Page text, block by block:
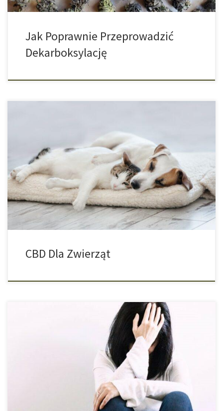
Jak Poprawnie Przeprowadzić
Dekarboksylację
Kannabidiol, w skrócie CBD, może mieć pozytywny wpływ na
ciało, umysł i duszę i jego działanie jest pozytywne nie tylko dla
nas ludzi. CBD może mieć również bardzo pozytywny wpływ na
zwierzęta. Działa podobnie jak u ludzi, ponieważ każdy ssak
posiada system endokannabinoidowy, który oddziałuje z
podłączonymi do niego receptorami. […]
CBD Dla Zwierząt
Obecnie istnieje niewiele badań na temat skuteczności marihuany
w walce z depresją i lękiem. W 2019 roku naukowcy z
Uniwersytetu Stanowego Waszyngton po raz pierwszy
przeprowadzili badania na podstawie doświadczeń z życia
pacjentów z konopiami indyjskimi, gdzie już wykazano, że
największą skuteczność w walce z depresją uzyskano przy użyciu